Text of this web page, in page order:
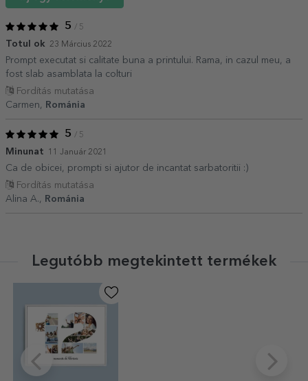
5 / 5
Totul ok 23 Március 2022
Prompt executat si calitate buna a printului. Rama, in cazul meu, a
fost slab asamblata la colturi
Fordítás mutatása
Carmen,
Románia
5 / 5
Minunat 11 Január 2021
Ca de obicei, prompti si ajutor de incantat sarbatoritii :)
Fordítás mutatása
Alina A.,
Románia
Legutóbb megtekintett termékek